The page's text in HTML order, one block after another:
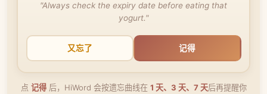
"Always check the expiry date before eating that
yogurt."
又忘了 记得
点 记得后，HiWord 会按遗忘曲线在 1 天、3 天、7 天后再提醒你